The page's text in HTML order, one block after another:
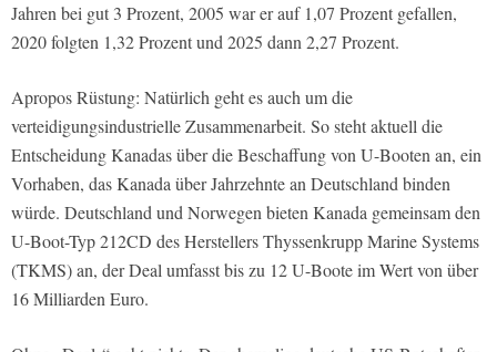
Jahren bei gut 3 Prozent, 2005 war er auf 1,07 Prozent gefallen,
2020 folgten 1,32 Prozent und 2025 dann 2,27 Prozent.
Apropos Rüstung: Natürlich geht es auch um die
verteidigungsindustrielle Zusammenarbeit. So steht aktuell die
Entscheidung Kanadas über die Beschaffung von U-Booten an, ein
Vorhaben, das Kanada über Jahrzehnte an Deutschland binden
würde. Deutschland und Norwegen bieten Kanada gemeinsam den
U-Boot-Typ 212CD des Herstellers Thyssenkrupp Marine Systems
(TKMS) an, der Deal umfasst bis zu 12 U-Boote im Wert von über
16 Milliarden Euro.